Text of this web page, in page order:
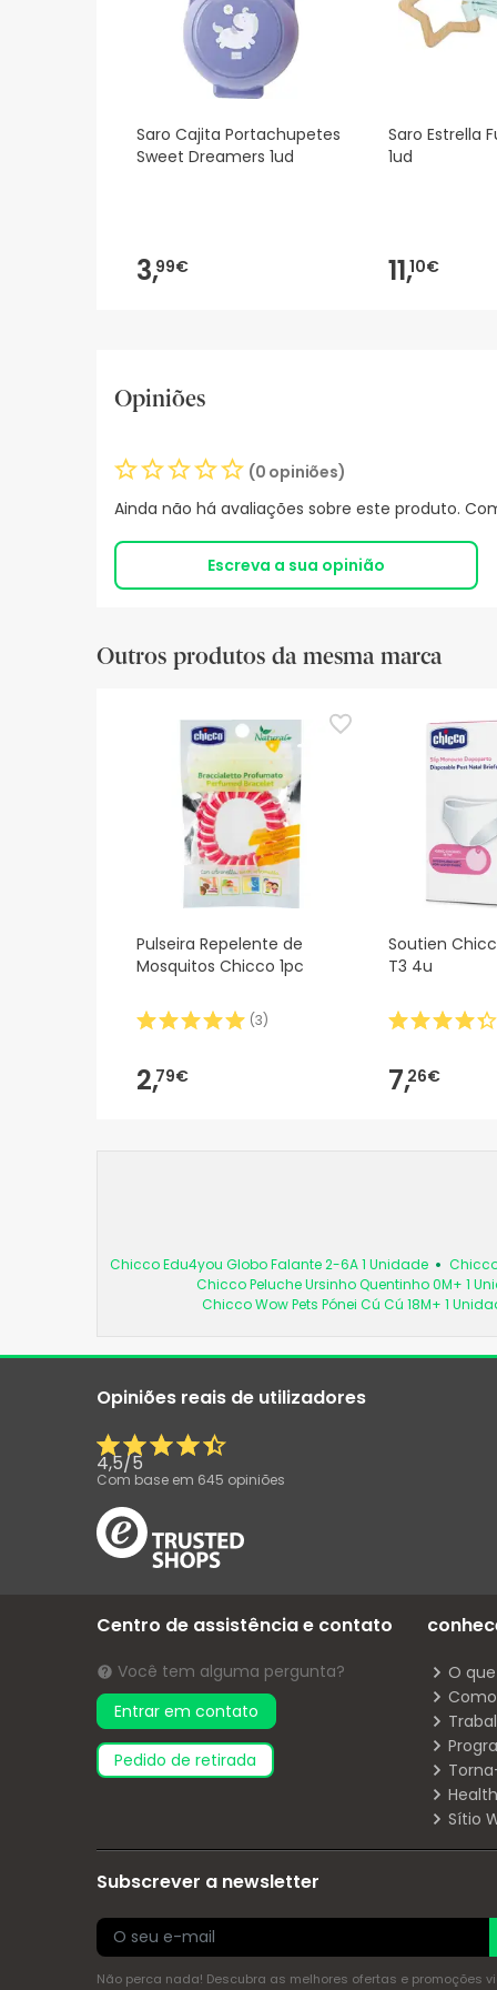
Saro Cajita Portachupetes
Sweet Dreamers 1ud
3,99€
Saro Estrella
1ud
11,10€
Opiniões
(0 opiniões)
Ainda não há avaliações sobre este produto.
Escreva a sua opinião
Outros produtos da mesma marca
Pulseira Repelente de
Mosquitos Chicco 1pc
(3)
2,79€
Soutien
T3 4u
7,26€
Chicco Edu4you Globo Falante 2-6A 1 Unidade
Chicco Peluche Ursinho Quentinho 0M+ 1
Chicco Wow Pets Pónei Cú Cú 18M+ 1
Opiniões reais de utilizadores
4,5/5
Com base em 645 opiniões
Centro de assistência e contato
Você tem alguma pergunta?
Entrar em contato
pedido de retirada
O
Sítio
Subscrever a newsletter
Não perca nada! Descubra as melhores ofertas e promoções